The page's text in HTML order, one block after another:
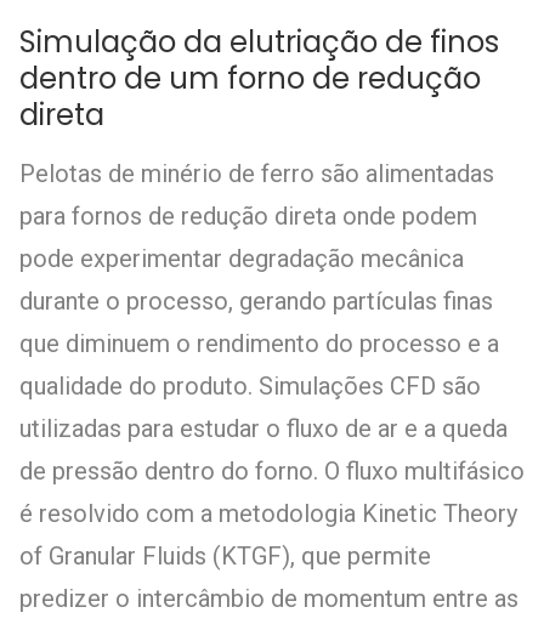
Simulação da elutriação de finos
dentro de um forno de redução
direta
Pelotas de minério de ferro são alimentadas
para fornos de redução direta onde podem
pode experimentar degradação mecânica
durante o processo, gerando partículas finas
que diminuem o rendimento do processo e a
qualidade do produto. Simulações CFD são
utilizadas para estudar o fluxo de ar e a queda
de pressão dentro do forno. O fluxo multifásico
é resolvido com a metodologia Kinetic Theory
of Granular Fluids (KTGF), que permite
predizer o intercâmbio de momentum entre as